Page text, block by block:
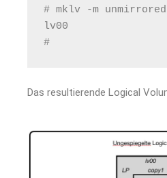
# mklv -m
lv00
#
Das resultierende Logical